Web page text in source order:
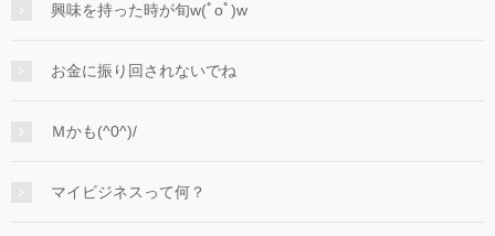
興味を持った時が旬w(ﾟoﾟ)w
お金に振り回されないでね
Ｍかも(^0^)/
マイビジネスって何？